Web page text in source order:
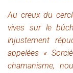
Au creux du
vives sur le
injustement
appelées «
chamanisme,